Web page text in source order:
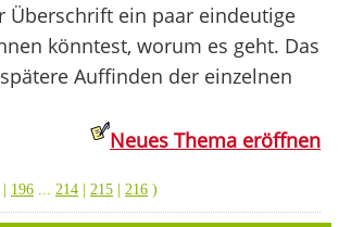
Überschrift ein paar eindeutige
könntest, worum es geht. Das
Auffinden der einzelnen
Neues Thema eröffnen
196 214 215 216 )